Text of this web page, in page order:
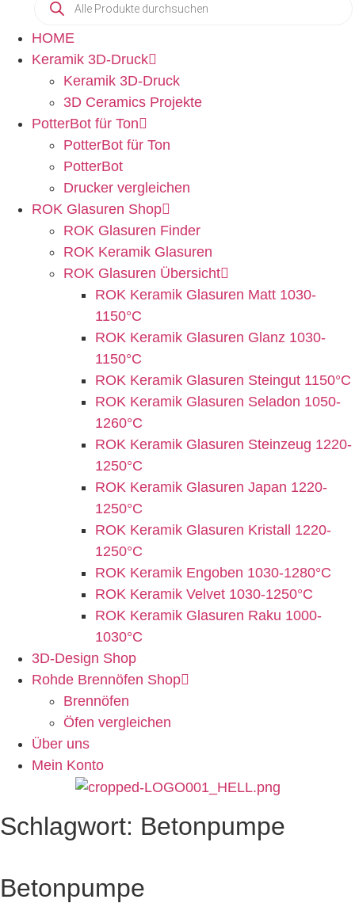
HOME
Keramik 3D-Druck
Keramik 3D-Druck
3D Ceramics Projekte
PotterBot für Ton
PotterBot für Ton
PotterBot
Drucker vergleichen
ROK Glasuren Shop
ROK Glasuren Finder
ROK Keramik Glasuren
ROK Glasuren Übersicht
ROK Keramik Glasuren Matt 1030-
1150°C
ROK Keramik Glasuren Glanz 1030-
1150°C
ROK Keramik Glasuren Steingut 1150°C
ROK Keramik Glasuren Seladon 1050-
1260°C
ROK Keramik Glasuren Steinzeug 1220-
1250°C
ROK Keramik Glasuren Japan 1220-
1250°C
ROK Keramik Glasuren Kristall 1220-
1250°C
ROK Keramik Engoben 1030-1280°C
ROK Keramik Velvet 1030-1250°C
ROK Keramik Glasuren Raku 1000-
1030°C
3D-Design Shop
Rohde Brennöfen Shop
Brennöfen
Öfen vergleichen
Über uns
Mein Konto
Schlagwort: Betonpumpe
Betonpumpe